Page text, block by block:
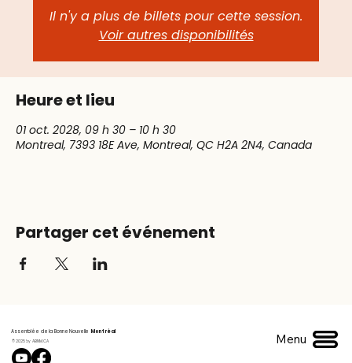
Il n'y a plus de billets pour cette session.
Voir autres disponibilités
Heure et lieu
01 oct. 2028, 09 h 30 – 10 h 30
Montreal, 7393 18E Ave, Montreal, QC H2A 2N4, Canada
Partager cet événement
Assemblée de la Bonne Nouvelle Montréal
© 2025 by ABNM.CA Menu